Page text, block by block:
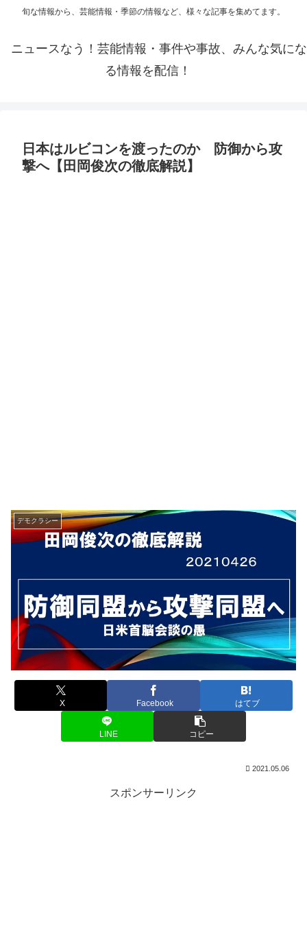
旬な情報から、芸能情報・季節の情報など、様々な記事を集めてます。
ニュースなう！芸能情報・事件や事故、みんな気にな
る情報を配信！
日本はルビコンを渡ったのか 防御から攻
撃へ【田岡俊次の徹底解説】
デモクラシー
X Facebook はてブ
LINE コピー
2021.05.06
スポンサーリンク